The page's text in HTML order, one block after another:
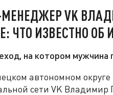
VK
ЧТО ИЗВЕСТНО ОБ
на котором мужчина
автономном
сети VK Владимир